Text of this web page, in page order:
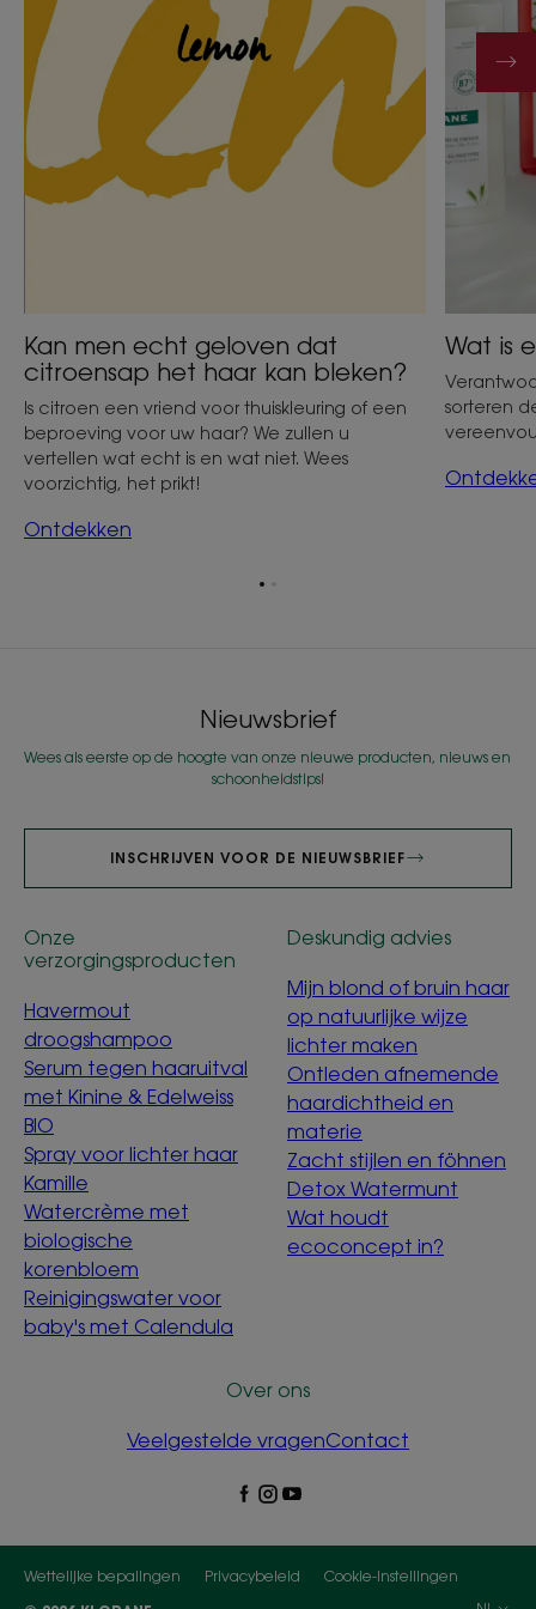
het
haar
kan
bleken?
Kan men echt geloven dat
citroensap het haar kan bleken?
Is citroen een vriend voor thuiskleuring of een
beproeving voor uw haar? We zullen u
vertellen wat echt is en wat niet. Wees
voorzichtig, het prikt!
Ontdekken
Wat is
sorteren
Ga
Nieuwsbrief
Wees als eerste op de hoogte van onze nieuwe producten, nieuws en
schoonheidstips!
INSCHRIJVEN VOOR DE NIEUWSBRIEF
Onze
verzorgingsproducten
Havermout
droogshampoo
Serum tegen haaruitval
met Kinine & Edelweiss
BIO
Spray voor lichter haar
Kamille
Watercrème met
biologische
korenbloem
Reinigingswater voor
baby's met Calendula
Deskundig advies
Mijn blond of bruin haar
op natuurlijke wijze
lichter maken
Ontleden afnemende
haardichtheid en
materie
Zacht stijlen en föhnen
Detox Watermunt
Wat houdt
ecoconcept in?
Over ons
Veelgestelde vragenContact
Wettelijke bepalingen Privacybeleid
Cookie-instellingen